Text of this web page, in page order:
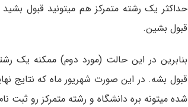
حداکثر یک رشته متمرکز هم میتونید قبول
قبول بشین.
بنابرین در این حالت (مورد دوم) ممکنه یک
قبول بشه. در این صورت شهریور ماه که نتایج
شده میتونه بره دانشگاه و رشته متمرکز رو ثبت